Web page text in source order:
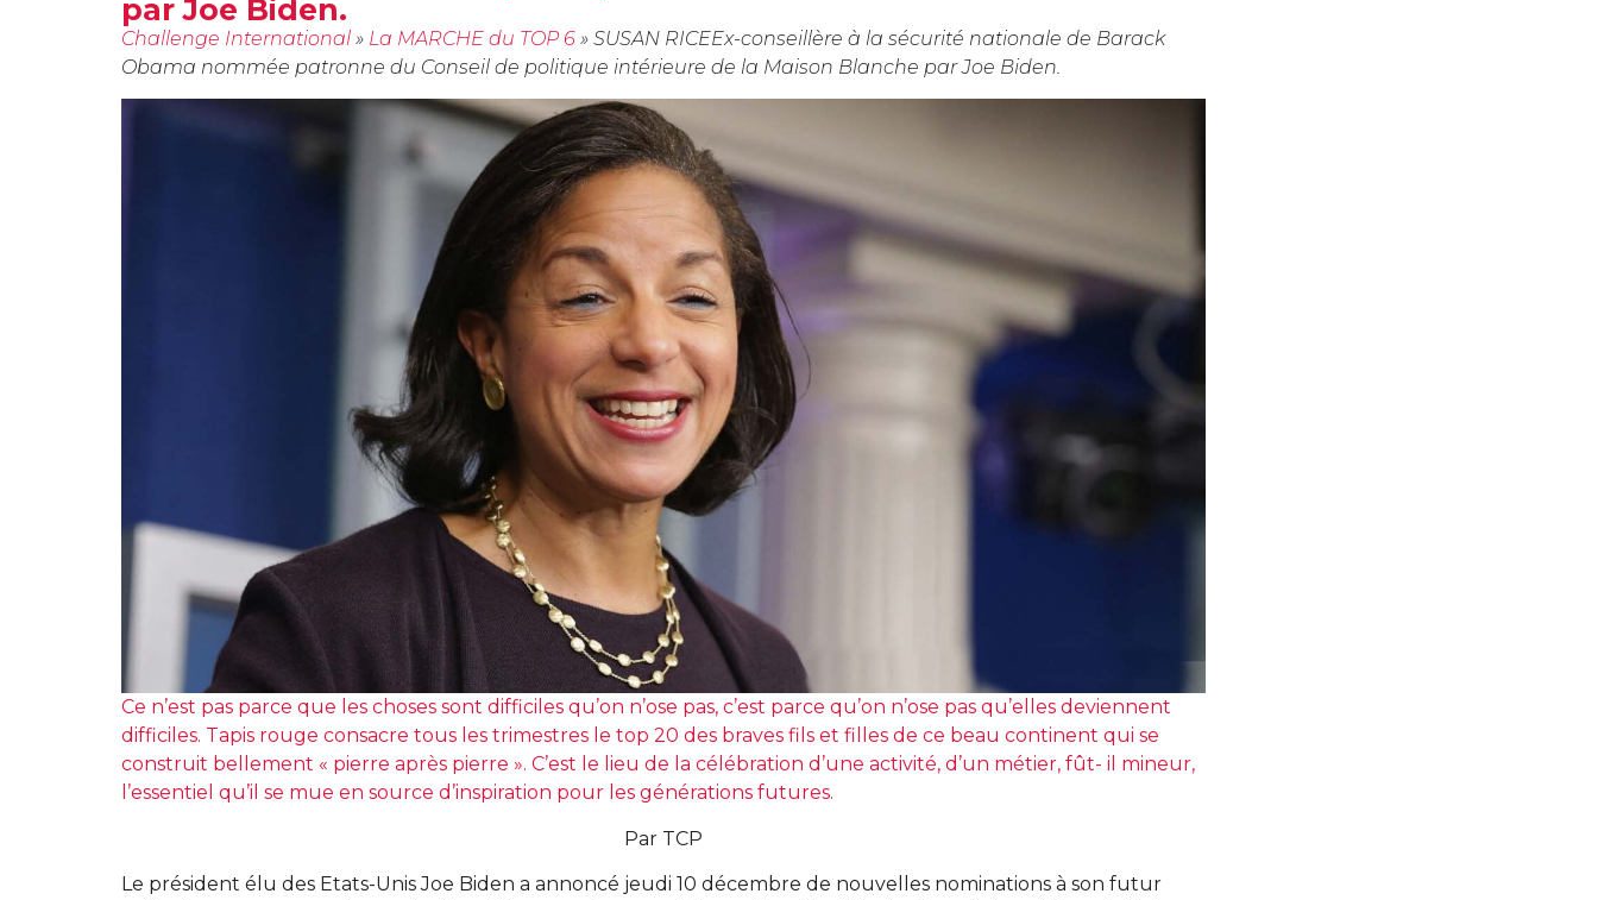
par Joe Biden.
Challenge International » La MARCHE du TOP 6 » SUSAN RICEEx-conseillère à la sécurité nationale de Barack
Obama nommée patronne du Conseil de politique intérieure de la Maison Blanche par Joe Biden.
Ce n’est pas parce que les choses sont difficiles qu’on n’ose pas, c’est parce qu’on n’ose pas qu’elles deviennent
difficiles. Tapis rouge consacre tous les trimestres le top 20 des braves fils et filles de ce beau continent qui se
construit bellement « pierre après pierre ». C’est le lieu de la célébration d’une activité, d’un métier, fût- il mineur,
l’essentiel qu’il se mue en source d’inspiration pour les générations futures.
Par TCP
Le président élu des Etats-Unis Joe Biden a annoncé jeudi 10 décembre de nouvelles nominations à son futur